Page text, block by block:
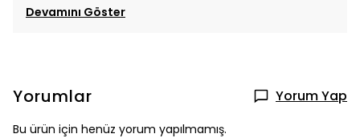
Devamını Göster
Yorumlar Yorum Yap
Bu ürün için henüz yorum yapılmamış.